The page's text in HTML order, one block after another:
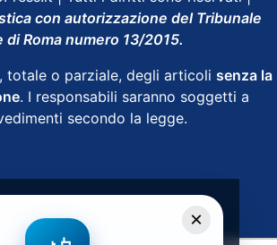
con autorizzazione del Tribunale
di Roma numero 13/2015.
totale o parziale, degli articoli senza la
. I responsabili saranno soggetti a
secondo la legge.
×